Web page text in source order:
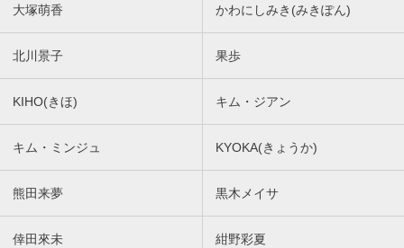
大塚萌香 かわにしみき(みきぽん)
北川景子 果歩
KIHO(きほ) キム・ジアン
キム・ミンジュ KYOKA(きょうか)
熊田来夢 黒木メイサ
倖田來未 紺野彩夏